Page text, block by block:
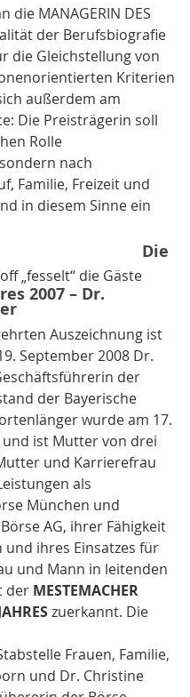
MANAGERIN DES
der Berufsbiografie
die Gleichstellung von
Kriterien
außerdem am
Die Preisträgerin soll
Rolle
nach
Familie, Freizeit und
in diesem Sinne ein
„fesselt“ die Gäste
Die
2007 – Dr.
Auszeichnung ist
September 2008 Dr.
der
der Bayerische
wurde am 17.
ist Mutter von drei
und Karrierefrau
als
München und
AG, ihrer Fähigkeit
ihres Einsatzes für
und Mann in leitenden
der MESTEMACHER
zuerkannt.
Frauen, Familie,
und Dr. Christine
Die